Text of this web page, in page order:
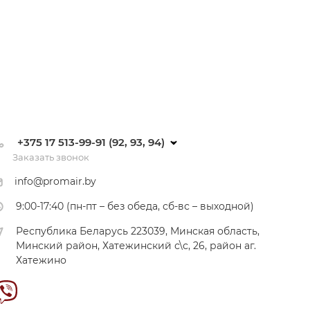
+375 17 513-99-91 (92, 93, 94)
Заказать звонок
info@promair.by
9:00-17:40 (пн-пт – без обеда, сб-вс – выходной)
Республика Беларусь 223039, Минская область,
Минский район, Хатежинский с\с, 26, район аг.
Хатежино